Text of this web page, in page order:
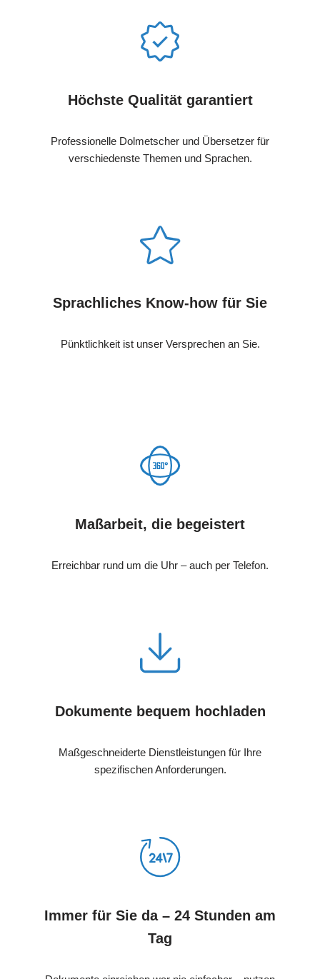
Höchste Qualität garantiert
Professionelle Dolmetscher und Übersetzer für
verschiedenste Themen und Sprachen.
Sprachliches Know-how für Sie
Pünktlichkeit ist unser Versprechen an Sie.
Maßarbeit, die begeistert
Erreichbar rund um die Uhr – auch per Telefon.
Dokumente bequem hochladen
Maßgeschneiderte Dienstleistungen für Ihre
spezifischen Anforderungen.
Immer für Sie da – 24 Stunden am
Tag